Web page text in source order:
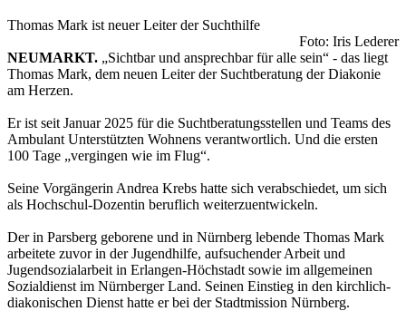
Thomas Mark ist neuer Leiter der Suchthilfe
Foto: Iris Lederer
NEUMARKT. „Sichtbar und ansprechbar für alle sein“ - das liegt
Thomas Mark, dem neuen Leiter der Suchtberatung der Diakonie
am Herzen.
Er ist seit Januar 2025 für die Suchtberatungsstellen und Teams des
Ambulant Unterstützten Wohnens verantwortlich. Und die ersten
100 Tage „vergingen wie im Flug“.
Seine Vorgängerin Andrea Krebs hatte sich verabschiedet, um sich
als Hochschul-Dozentin beruflich weiterzuentwickeln.
Der in Parsberg geborene und in Nürnberg lebende Thomas Mark
arbeitete zuvor in der Jugendhilfe, aufsuchender Arbeit und
Jugendsozialarbeit in Erlangen-Höchstadt sowie im allgemeinen
Sozialdienst im Nürnberger Land. Seinen Einstieg in den kirchlich-
diakonischen Dienst hatte er bei der Stadtmission Nürnberg.